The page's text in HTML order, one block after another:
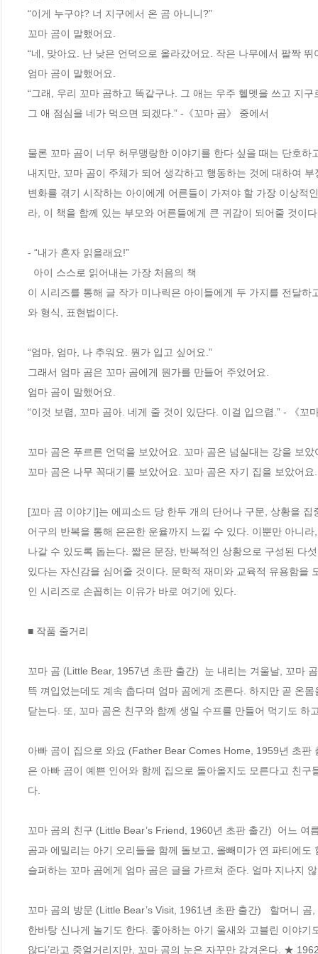
“이게 누구야? 너 지구에서 온 곰 아니니?”
꼬마 곰이 말했어요.
“네, 맞아요. 난 낮은 언덕으로 올라갔어요. 작은 나무에서 팔짝
엄마 곰이 말했어요.
“그래, 우리 꼬마 곰하고 똑같구나. 그 애는 우주 헬멧을 쓰고 지
그 애 점심을 네가 먹으면 되겠다.” -《꼬마 곰》 중에서
물론 꼬마 곰이 너무 허무맹랑한 이야기를 한다 싶을 때는 단호
내지만, 꼬마 곰이 주체가 되어 생각하고 행동하는 것에 대하여
변화를 겪기 시작하는 아이에게 어른들이 가져야 할 가장 이상적
라, 이 책을 함께 있는 부모와 어른들에게 큰 귀감이 되어줄 것이
- “내가 혼자 읽을래요!”
이 시리즈를 통해 글 작가 미나릭은 아이들에게 두 가지를 전달
와 형식, 표현법이다.
“엄마, 엄마, 나 추워요. 뭔가 입고 싶어요.”
그래서 엄마 곰은 꼬마 곰에게 뭔가를 만들어 주었어요.
엄마 곰이 말했어요.
“이것 보렴, 꼬마 곰아. 네게 줄 것이 있단다. 이걸 입으렴.” - 《꼬
꼬마 곰은 푸르른 언덕을 보았어요. 꼬마 곰은 넘실대는 강을 보
꼬마 곰은 나무 꼭대기를 보았어요. 꼬마 곰은 자기 집을 보았어
[꼬마 곰 이야기]는 에피소드 당 한두 개의 단어나 구문, 상황을
어구의 반복을 통해 은은한 운율까지 느낄 수 있다. 이뿐만 아니
나갈 수 있도록 돕는다. 짧은 문장, 반복적인 상황으로 구성된 다
있다는 자신감을 심어줄 것이다. 문학적 재미와 교육적 유용함을
인 시리즈로 손꼽히는 이유가 바로 여기에 있다.
■ 작품 줄거리
꼬마 곰 (Little Bear, 1957년 초판 출간)  눈 내리는 겨울날, 꼬마
뜩 껴입었는데도 계속 춥다며 엄마 곰에게 조른다. 하지만 곧 온
닫는다. 또, 꼬마 곰은 친구와 함께 생일 수프를 만들어 먹기도
아빠 곰이 집으로 와요 (Father Bear Comes Home, 1959년 초
은 아빠 곰이 예쁜 인어와 함께 집으로 돌아올지도 모른다고 친
다.
꼬마 곰의 친구 (Little Bear’s Friend, 1960년 초판 출간)  어느
곰과 에밀리는 아기 오리들을 함께 돌보고, 올빼미가 연 파티에
슬퍼하는 꼬마 곰에게 엄마 곰은 글을 가르쳐 준다. 얼마 지나지
꼬마 곰의 방문 (Little Bear’s Visit, 1961년 초판 출간)   할머니
한바탕 신나게 놀기도 한다. 좋아하는 아기 울새와 고블린 이야
않다’라고 중얼거리지만, 꼬마 곰의 눈은 자꾸만 감겨온다. ★